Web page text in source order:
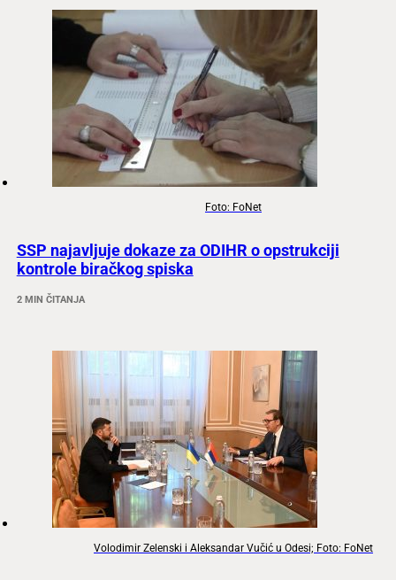
Foto: FoNet
SSP najavljuje dokaze za ODIHR o opstrukciji
kontrole biračkog spiska
2 MIN ČITANJA
Volodimir Zelenski i Aleksandar Vučić u Odesi; Foto: FoNet